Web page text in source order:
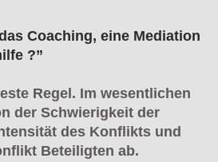
Coaching, eine Mediation
?”
Regel. Im wesentlichen
der Schwierigkeit der
des Konflikts und
Beteiligten ab.